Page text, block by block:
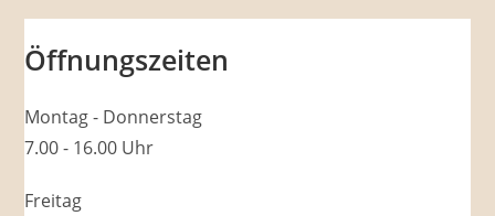
Öffnungszeiten
Montag - Donnerstag
7.00 - 16.00 Uhr
Freitag